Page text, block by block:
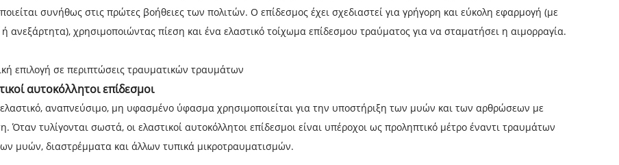
συνήθως στις πρώτες βοήθειες των πολιτών. Ο επίδεσμος έχει σχεδιαστεί για γρήγορη και εύκολη εφαρμογή (με
ανεξάρτητα), χρησιμοποιώντας πίεση και ένα ελαστικό τοίχωμα επίδεσμου τραύματος για να σταματήσει η αιμορραγία.
επιλογή σε περιπτώσεις τραυματικών τραυμάτων
αυτοκόλλητοι επίδεσμοι
αναπνεύσιμο, μη υφασμένο ύφασμα χρησιμοποιείται για την υποστήριξη των μυών και των αρθρώσεων με
Όταν τυλίγονται σωστά, οι ελαστικοί αυτοκόλλητοι επίδεσμοι είναι υπέροχοι ως προληπτικό μέτρο έναντι τραυμάτων
μυών, διαστρέμματα και άλλων τυπικά μικροτραυματισμών.